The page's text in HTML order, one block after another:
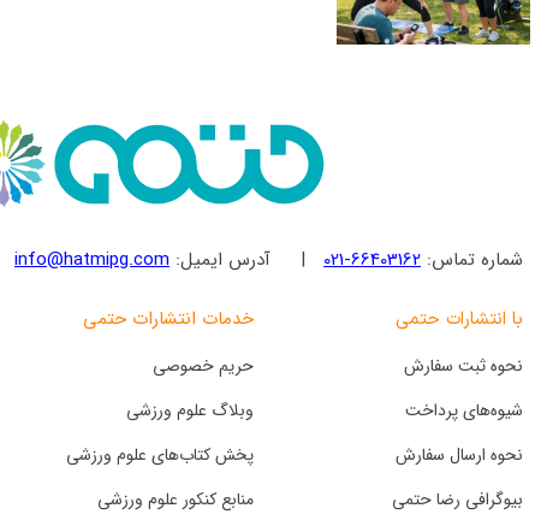
شماره تماس: 66403162-021 | آدرس ایمیل: info@hatmipg.com
با انتشارات حتمی
نحوه ثبت سفارش
شیوه‌های پرداخت
نحوه ارسال سفارش
بیوگرافی رضا حتمی
خدمات انتشارات حتمی
حریم خصوصی
وبلاگ علوم ورزشی
پخش کتاب‌های علوم ورزشی
منابع کنکور علوم ورزشی